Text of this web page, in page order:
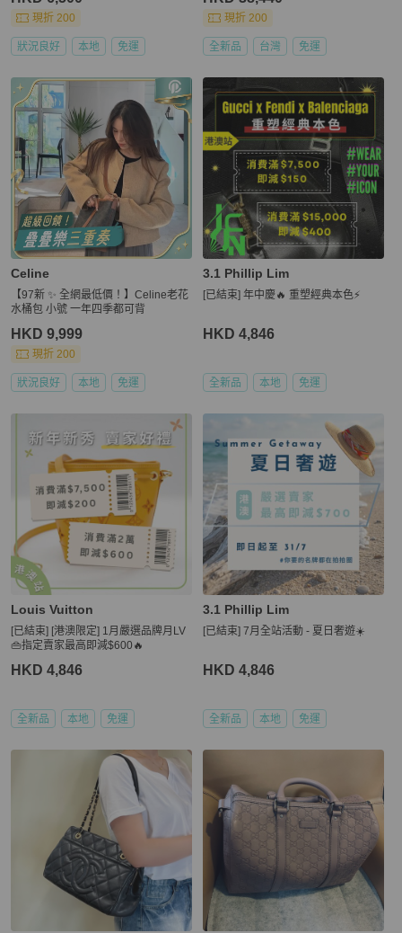
現折 200
狀況良好 本地 免運
現折 200
全新品 台灣 免運
Celine
【97新 ✨ 全網最低價！】Celine老花
水桶包 小號 一年四季都可背
HKD 9,999
現折 200
狀況良好 本地 免運
3.1 Phillip Lim
[已結束] 年中慶🔥 重塑經典本色⚡
HKD 4,846
全新品 本地 免運
Louis Vuitton
[已結束] [港澳限定] 1月嚴選品牌月LV
👜指定賣家最高即減$600🔥
HKD 4,846
全新品 本地 免運
3.1 Phillip Lim
[已結束] 7月全站活動 - 夏日奢遊☀️
HKD 4,846
全新品 本地 免運